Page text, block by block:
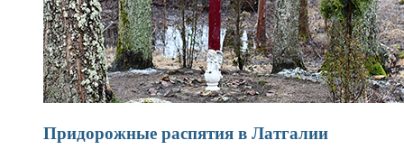
Придорожные распятия в Латгалии